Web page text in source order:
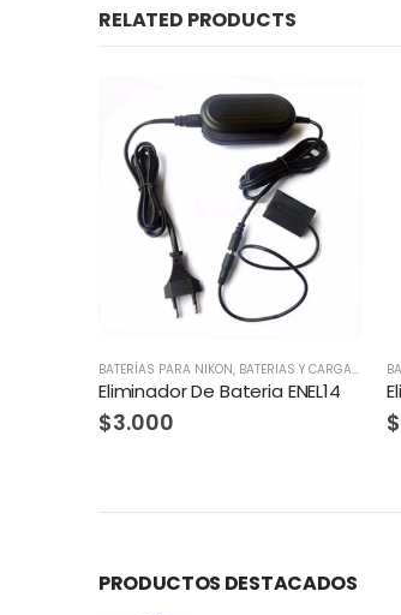
RELATED PRODUCTS
,VARIOS
BATERIAS Y CARGADORES,BATERÍAS PARA NIKON ,
$3.000 $
PRODUCTOS DESTACADOS